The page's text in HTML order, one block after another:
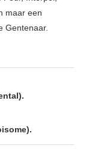
maar een
Gentenaar.